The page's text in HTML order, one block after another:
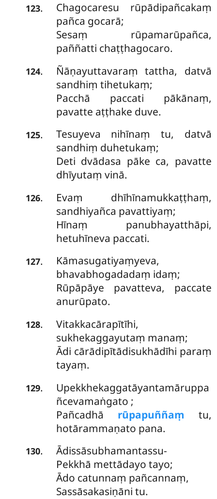
123.
Chagocaresu rūpādipañcakaṃ
pañca gocarā;
Sesaṃ rūpamarūpañca,
paññatti chaṭṭhagocaro.
124.
Ñāṇayuttavaraṃ tattha, datvā
sandhiṃ tihetukaṃ;
Pacchā paccati pākānaṃ,
pavatte aṭṭhake duve.
125.
Tesuyeva nihīnaṃ tu, datvā
sandhiṃ duhetukaṃ;
Deti dvādasa pāke ca, pavatte
dhīyutaṃ vinā.
126.
Evaṃ dhīhīnamukkaṭṭhaṃ,
sandhiyañca pavattiyaṃ;
Hīnaṃ panubhayatthāpi,
hetuhīneva paccati.
127.
Kāmasugatiyaṃyeva,
bhavabhogadadaṃ idaṃ;
Rūpāpāye pavatteva, paccate
anurūpato.
128.
Vitakkacārapītīhi,
sukhekaggayutaṃ manaṃ;
Ādi cārādipītādisukhādīhi paraṃ
tayaṃ.
129.
Upekkhekaggatāyantamāruppa
ñcevamaṅgato ;
Pañcadhā rūpapuññaṃ tu,
hotārammaṇato pana.
130.
Ādissāsubhamantassu-
Pekkhā mettādayo tayo;
Ādo catunnaṃ pañcannaṃ,
Sassāsakasiṇāni tu.